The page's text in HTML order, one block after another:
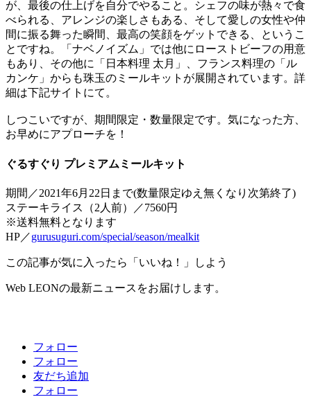
が、最後の仕上げを自分でやること。シェフの味が熱々で食
べられる、アレンジの楽しさもある、そして愛しの女性や仲
間に振る舞った瞬間、最高の笑顔をゲットできる、というこ
とですね。「ナベノイズム」では他にローストビーフの用意
もあり、その他に「日本料理 太月」、フランス料理の「ル
カンケ」からも珠玉のミールキットが展開されています。詳
細は下記サイトにて。
しつこいですが、期間限定・数量限定です。気になった方、
お早めにアプローチを！
ぐるすぐり プレミアムミールキット
期間／2021年6月22日まで(数量限定ゆえ無くなり次第終了)
ステーキライス（2人前）／7560円
※送料無料となります
HP／gurusuguri.com/special/season/mealkit
この記事が気に入ったら「いいね！」しよう
Web LEONの最新ニュースをお届けします。
フォロー
フォロー
友だち追加
フォロー